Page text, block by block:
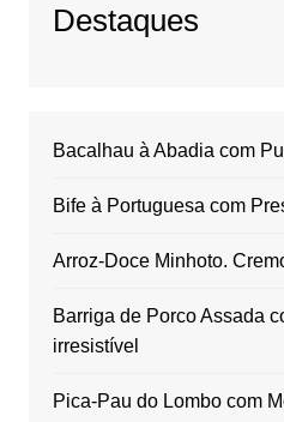
Destaques
Bacalhau à Abadia com
Bife à Portuguesa com
Arroz-Doce Minhoto.
Barriga de Porco Assada
irresistível
Pica-Pau do Lombo com